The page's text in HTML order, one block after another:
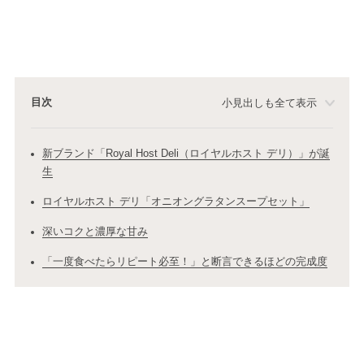
目次 小見出しも全て表示
新ブランド「Royal Host Deli（ロイヤルホスト デリ）」が誕
生
ロイヤルホスト デリ「オニオングラタンスープセット」
深いコクと濃厚な甘み
「一度食べたらリピート必至！」と断言できるほどの完成度